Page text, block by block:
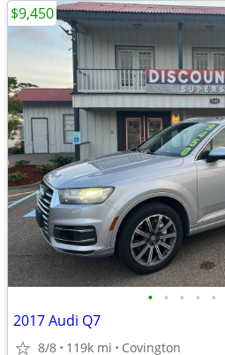
• • • • •
2017 Audi Q7
8/8 119k mi Covington
$9,450